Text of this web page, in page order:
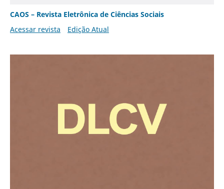
CAOS – Revista Eletrônica de Ciências Sociais
Acessar revista
Edição Atual